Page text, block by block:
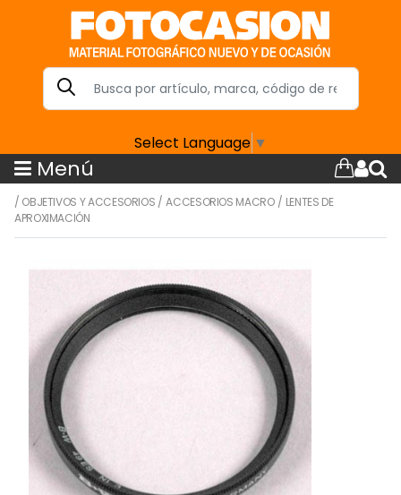
Select Language ▼
Menú
/ OBJETIVOS Y ACCESORIOS /ACCESORIOS MACRO/ LENTES DE
APROXIMACIÓN